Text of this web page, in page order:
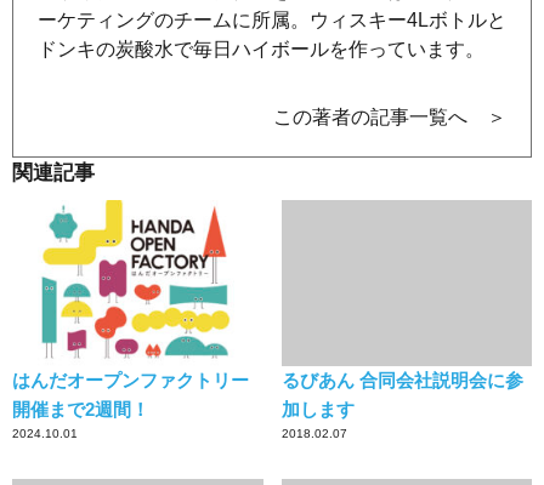
ーケティングのチームに所属。ウィスキー4Lボトルと
ドンキの炭酸水で毎日ハイボールを作っています。
この著者の記事一覧へ ＞
関連記事
はんだオープンファクトリー
開催まで2週間！
2024.10.01
るびあん 合同会社説明会に参
加します
2018.02.07